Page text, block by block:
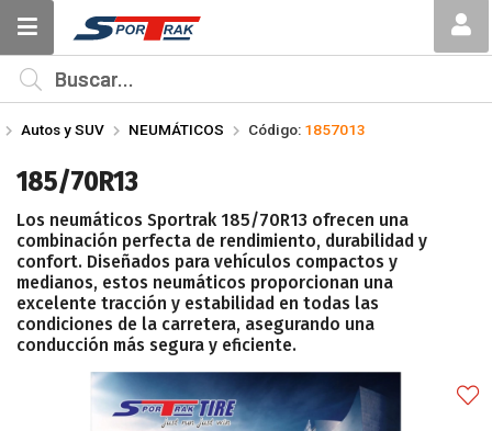
Compartir por email
Enviar
MI COMPRA
Autos y SUV NEUMÁTICOS Código: 1857013
185/70R13
Los neumáticos Sportrak 185/70R13 ofrecen una
combinación perfecta de rendimiento, durabilidad y
confort. Diseñados para vehículos compactos y
medianos, estos neumáticos proporcionan una
excelente tracción y estabilidad en todas las
condiciones de la carretera, asegurando una
conducción más segura y eficiente.